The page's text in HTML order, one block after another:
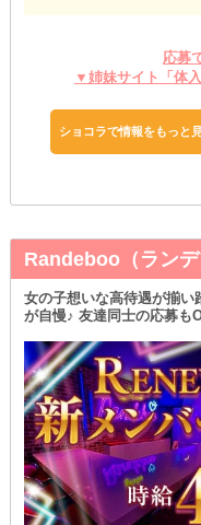
例えば《週1日・3h～》
そのほかにも、ご希望の
₍ ᐢ. ̫ .ᐢ ₎｛スキルを活かせる
￣￣￣￣￣￣￣￣￣￣￣￣
「前店より収入UPしたい
「自分の頑張りが認めら
そんな思いをお持ちの《
面接では、培ってきたス
を優遇して採用します！
もちろん時給交渉もOKで
＼ご連絡は24h受付中♪／
お友達と一緒でのご応募
あなたとお会いできるの
応募
▼姉妹サイト「体
ショコラで情報をもっと
Randeboo（ランデ
女の子想いな高待遇が揃い
が自慢♪ 友達同士の応募も